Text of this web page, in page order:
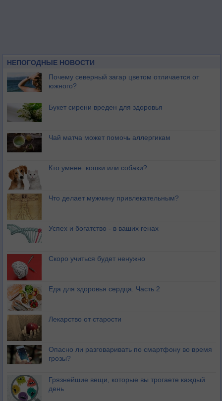
НЕПОГОДНЫЕ НОВОСТИ
Почему северный загар цветом отличается от
южного?
Букет сирени вреден для здоровья
Чай матча может помочь аллергикам
Кто умнее: кошки или собаки?
Что делает мужчину привлекательным?
Успех и богатство - в ваших генах
Скоро учиться будет ненужно
Еда для здоровья сердца. Часть 2
Лекарство от старости
Опасно ли разговаривать по смартфону во время
грозы?
Грязнейшие вещи, которые вы трогаете каждый
день